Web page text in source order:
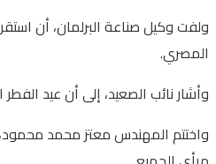
ولفت وكيل صناعة البرلمان، أن
المصري.
وأشار نائب الصعيد، إلى أن عيد
واختتم المهندس معتز محمد محمود،